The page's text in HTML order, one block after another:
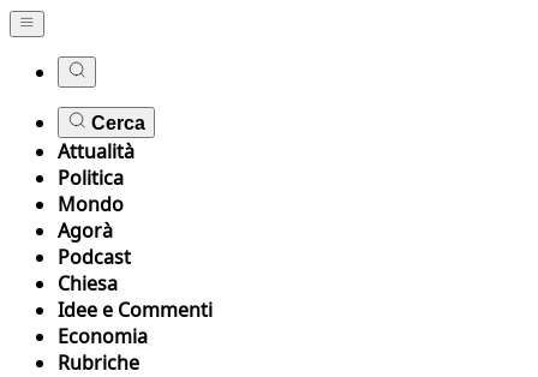
Cerca
Attualità
Politica
Mondo
Agorà
Podcast
Chiesa
Idee e Commenti
Economia
Rubriche